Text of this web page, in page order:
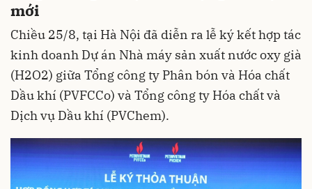
mới
Chiều 25/8, tại Hà Nội đã diễn ra lễ ký kết hợp tác
kinh doanh Dự án Nhà máy sản xuất nước oxy già
(H2O2) giữa Tổng công ty Phân bón và Hóa chất
Dầu khí (PVFCCo) và Tổng công ty Hóa chất và
Dịch vụ Dầu khí (PVChem).